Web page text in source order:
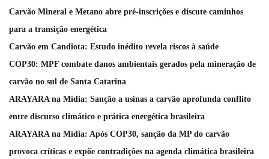
Carvão Mineral e Metano abre pré-inscrições e discute caminhos
para a transição energética
Carvão em Candiota: Estudo inédito revela riscos à saúde
COP30: MPF combate danos ambientais gerados pela mineração de
carvão no sul de Santa Catarina
ARAYARA na Mídia: Sanção a usinas a carvão aprofunda conflito
entre discurso climático e prática energética brasileira
ARAYARA na Mídia: Após COP30, sanção da MP do carvão
provoca críticas e expõe contradições na agenda climática brasileira